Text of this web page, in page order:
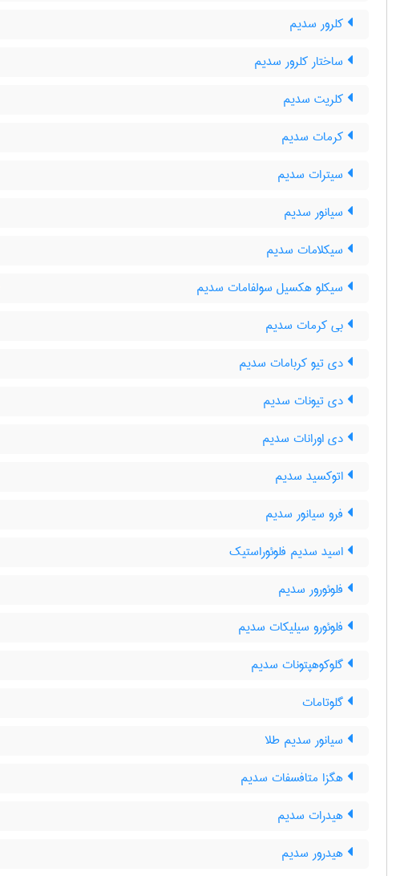
کلرور سدیم
ساختار کلرور سدیم
کلریت سدیم
کرمات سدیم
سیترات سدیم
سیانور سدیم
سیکلامات سدیم
سیکلو هکسیل سولفامات سدیم
بی کرمات سدیم
دی تیو کربامات سدیم
دی تیونات سدیم
دی اورانات سدیم
اتوکسید سدیم
فرو سیانور سدیم
اسید سدیم فلوئوراستیک
فلوئورور سدیم
فلوئورو سیلیکات سدیم
گلوکوهپتونات سدیم
گلوتامات
سیانور سدیم طلا
هگزا متافسفات سدیم
هیدرات سدیم
هیدرور سدیم